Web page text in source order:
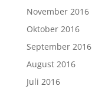
November 2016
Oktober 2016
September 2016
August 2016
Juli 2016